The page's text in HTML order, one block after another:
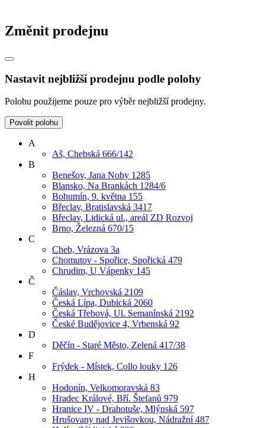
Změnit prodejnu
Nastavit nejbližší prodejnu podle polohy
Polohu použijeme pouze pro výběr nejbližší prodejny.
Povolit polohu
A
Aš, Chebská 666/142
B
Benešov, Jana Nohy 1285
Blansko, Na Brankách 1284/6
Bohumín, 9. května 155
Břeclav, Bratislavská 3417
Břeclav, Lidická ul., areál ZD Rozvoj
Brno, Železná 670/15
C
Cheb, Vrázova 3a
Chomutov - Spořice, Spořická 479
Chrudim, U Vápenky 145
Č
Čáslav, Vrchovská 2109
Česká Lípa, Dubická 2060
Česká Třebová, Ul. Semanínská 2192
České Budějovice 4, Vrbenská 92
D
Děčín - Staré Město, Zelená 417/38
F
Frýdek - Místek, Collo louky 126
H
Hodonín, Velkomoravská 83
Hradec Králové, Bří. Štefanů 979
Hranice IV - Drahotuše, Mlýnská 597
Hrušovany nad Jevišovkou, Nádražní 487